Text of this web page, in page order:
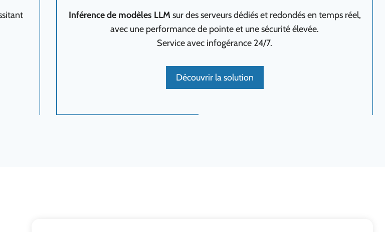
Inférence de modèles LLMsur des serveurs dédiés et redondés en temps réel,
avec une performance de pointe et une sécurité élevée.
Service avec infogérance 24/7.
Découvrir la solution